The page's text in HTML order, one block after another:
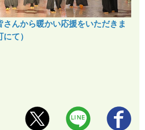
んから暖かい応援をいただきま
て）